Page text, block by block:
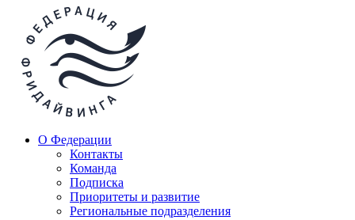
О Федерации
Контакты
Команда
Подписка
Приоритеты и развитие
Региональные подразделения